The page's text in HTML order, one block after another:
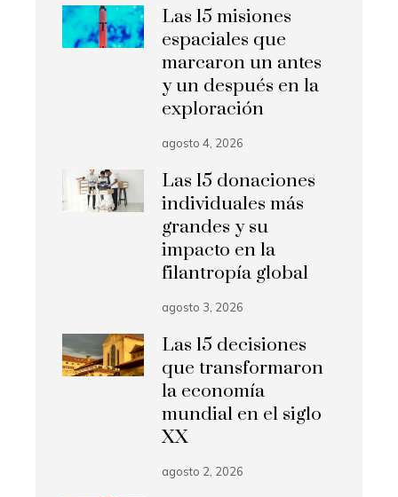
Las 15 misiones
espaciales que
marcaron un antes
y un después en la
exploración
agosto 4, 2026
Las 15 donaciones
individuales más
grandes y su
impacto en la
filantropía global
agosto 3, 2026
Las 15 decisiones
que transformaron
la economía
mundial en el siglo
XX
agosto 2, 2026